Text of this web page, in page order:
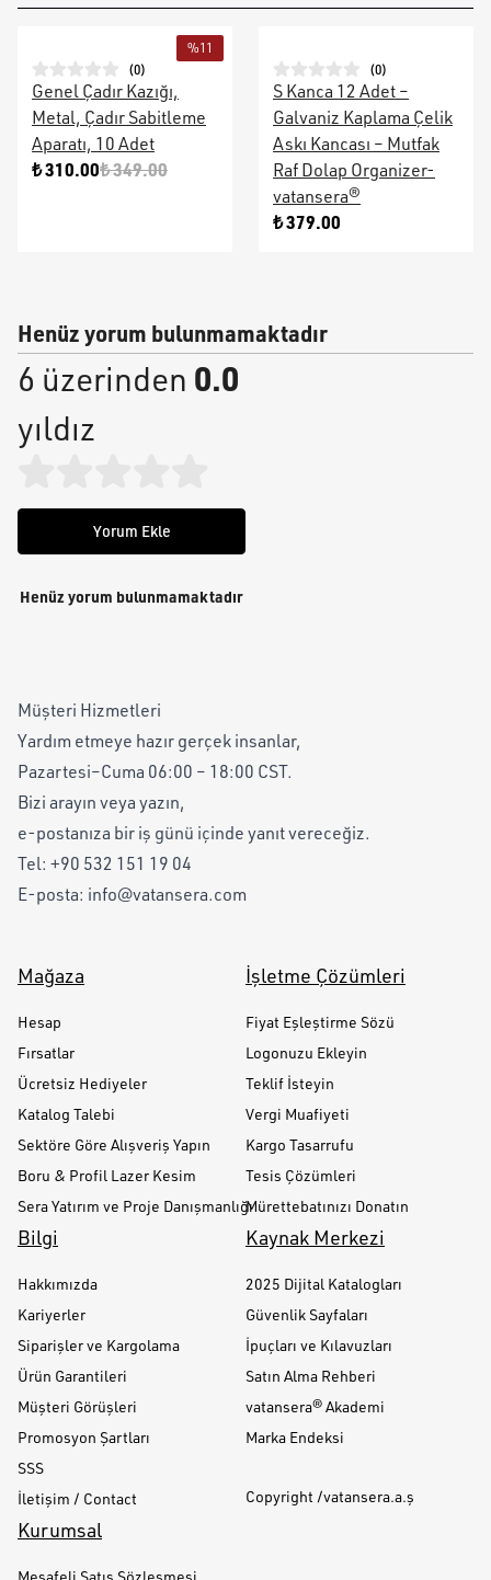
%11
(0)
Genel Çadır Kazığı,
Metal, Çadır Sabitleme
Aparatı, 10 Adet
₺ 310.00₺ 349.00
(0)
S Kanca 12 Adet –
Galvaniz Kaplama Çelik
Askı Kancası – Mutfak
Raf Dolap Organizer-
vatansera®
₺ 379.00
Henüz yorum bulunmamaktadır
6 üzerinden 0.0
yıldız
Yorum Ekle
Henüz yorum bulunmamaktadır
Müşteri Hizmetleri
Yardım etmeye hazır gerçek insanlar,
Pazartesi–Cuma 06:00 – 18:00 CST.
Bizi arayın veya yazın,
e-postanıza bir iş günü içinde yanıt vereceğiz.
Tel: +90 532 151 19 04
E-posta: info@vatansera.com
Mağaza
Hesap
Fırsatlar
Ücretsiz Hediyeler
Katalog Talebi
Sektöre Göre Alışveriş Yapın
Boru & Profil Lazer Kesim
Sera Yatırım ve Proje Danışmanlığı
İşletme Çözümleri
Fiyat Eşleştirme Sözü
Logonuzu Ekleyin
Teklif İsteyin
Vergi Muafiyeti
Kargo Tasarrufu
Tesis Çözümleri
Mürettebatınızı Donatın
Bilgi
Hakkımızda
Kariyerler
Siparişler ve Kargolama
Ürün Garantileri
Müşteri Görüşleri
Promosyon Şartları
SSS
İletişim / Contact
Kaynak Merkezi
2025 Dijital Katalogları
Güvenlik Sayfaları
İpuçları ve Kılavuzları
Satın Alma Rehberi
vatansera® Akademi
Marka Endeksi
Copyright /vatansera.a.ş
Kurumsal
Mesafeli Satış Sözleşmesi